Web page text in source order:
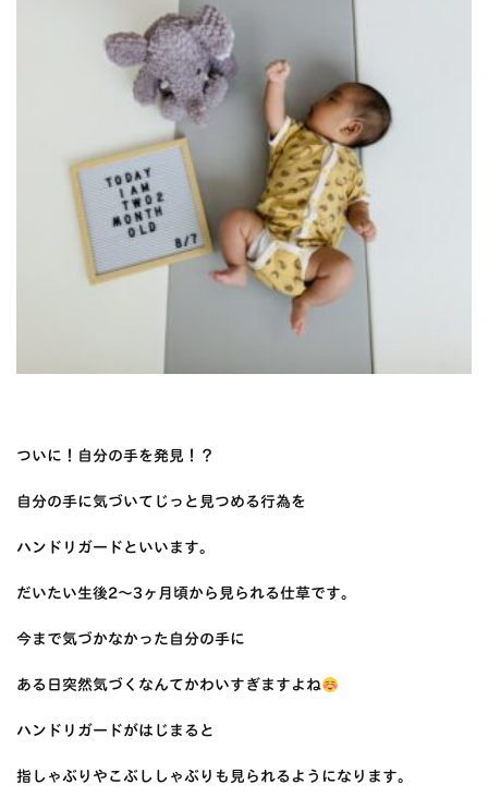
ついに！自分の手を発見！？
自分の手に気づいてじっと見つめる行為を
ハンドリガードといいます。
だいたい生後2〜3ヶ月頃から見られる仕草です。
今まで気づかなかった自分の手に
ある日突然気づくなんてかわいすぎますよね
ハンドリガードがはじまると
指しゃぶりやこぶししゃぶりも見られるようになります。